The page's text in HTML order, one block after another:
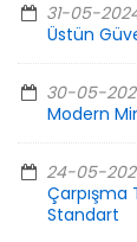
31-05-
Üstün
30-05-
Modern
24-05-
Çarpışma
Standart